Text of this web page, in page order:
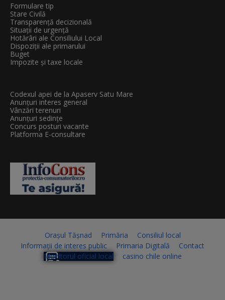
Formulare tip
Stare Civilă
Transparenţă decizională
Situații de urgență
Hotărâri ale Consiliului Local
Dispoziții ale primarului
Buget
Impozite și taxe locale
Codexul apei de la Apaserv Satu Mare
Anunțuri interes general
Vânzări terenuri
Anunțuri sedințe
Concurs posturi vacante
Platforma E-consultare
Orașul Tășnad Primăria
Consiliul local
Informații de interes public
Primaria Digitală
Contact
Monitorul oficial local
casino chile online